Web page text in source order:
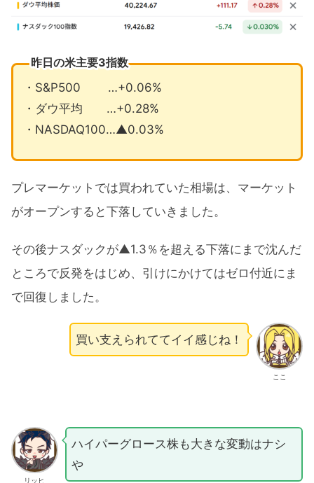
昨日の米主要3指数
・S&P500 …+0.06%
・ダウ平均 …+0.28%
・NASDAQ100…▲0.03%
プレマーケットでは買われていた相場は、マーケット
がオープンすると下落していきました。
その後ナスダックが▲1.3％を超える下落にまで沈んだ
ところで反発をはじめ、引けにかけてはゼロ付近にま
で回復しました。
ここ
買い支えられててイイ感じね！
リッヒ
ハイパーグロース株も大きな変動はナシ
や